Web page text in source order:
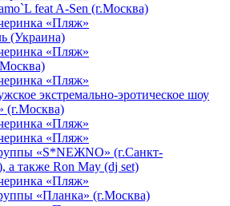
feat A-Sen (г.Москва)
«Пляж»
(Украина)
«Пляж»
«Пляж»
экстремально-эротическое шоу
(г.Москва)
«Пляж»
«Пляж»
«S*NEЖNO» (г.Санкт-
а также Ron May (dj set)
«Пляж»
«Планка» (г.Москва)